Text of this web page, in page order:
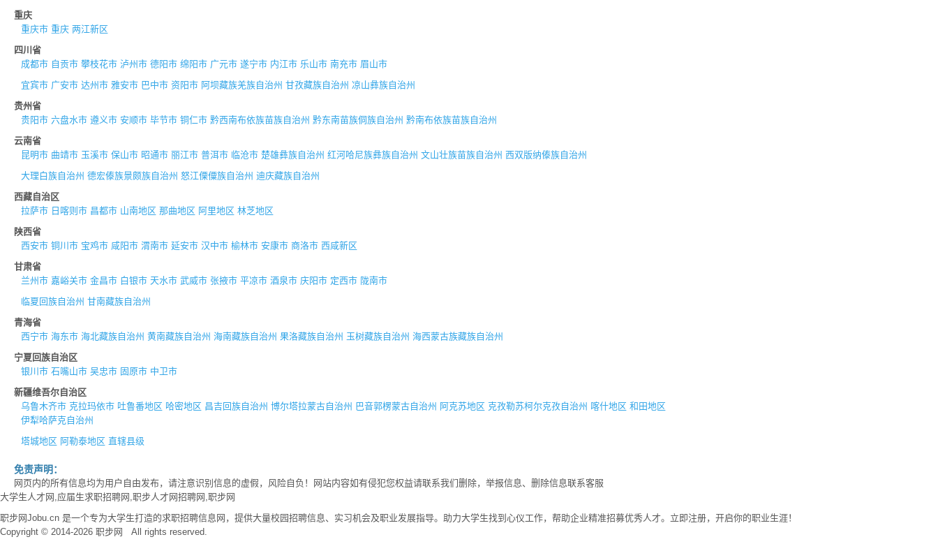
重庆
重庆市 重庆 两江新区
四川省
成都市 自贡市 攀枝花市 泸州市 德阳市 绵阳市 广元市 遂宁市 内江市 乐山市 南充市 眉山市
宜宾市 广安市 达州市 雅安市 巴中市 资阳市 阿坝藏族羌族自治州 甘孜藏族自治州 凉山彝族自治州
贵州省
贵阳市 六盘水市 遵义市 安顺市 毕节市 铜仁市 黔西南布依族苗族自治州 黔东南苗族侗族自治州 黔南布依族苗族自治州
云南省
昆明市 曲靖市 玉溪市 保山市 昭通市 丽江市 普洱市 临沧市 楚雄彝族自治州 红河哈尼族彝族自治州 文山壮族苗族自治州 西双版纳傣族自治州
大理白族自治州 德宏傣族景颇族自治州 怒江傈僳族自治州 迪庆藏族自治州
西藏自治区
拉萨市 日喀则市 昌都市 山南地区 那曲地区 阿里地区 林芝地区
陕西省
西安市 铜川市 宝鸡市 咸阳市 渭南市 延安市 汉中市 榆林市 安康市 商洛市 西咸新区
甘肃省
兰州市 嘉峪关市 金昌市 白银市 天水市 武威市 张掖市 平凉市 酒泉市 庆阳市 定西市 陇南市
临夏回族自治州 甘南藏族自治州
青海省
西宁市 海东市 海北藏族自治州 黄南藏族自治州 海南藏族自治州 果洛藏族自治州 玉树藏族自治州 海西蒙古族藏族自治州
宁夏回族自治区
银川市 石嘴山市 吴忠市 固原市 中卫市
新疆维吾尔自治区
乌鲁木齐市 克拉玛依市 吐鲁番地区 哈密地区 昌吉回族自治州 博尔塔拉蒙古自治州 巴音郭楞蒙古自治州 阿克苏地区 克孜勒苏柯尔克孜自治州 喀什地区 和田地区
伊犁哈萨克自治州
塔城地区 阿勒泰地区 直辖县级
免责声明：
网页内的所有信息均为用户自由发布，请注意识别信息的虚假，风险自负！网站内容如有侵犯您权益请联系我们删除，举报信息、删除信息联系客服
大学生人才网,应届生求职招聘网,职步人才网招聘网,职步网
职步网Jobu.cn 是一个专为大学生打造的求职招聘信息网，提供大量校园招聘信息、实习机会及职业发展指导。助力大学生找到心仪工作，帮助企业精准招募优秀人才。立即注册，开启你的职业生涯！
Copyright © 2014-2026 职步网 All rights reserved.